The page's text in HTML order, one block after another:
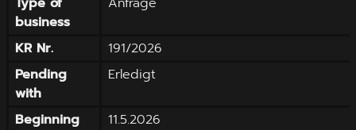
business
KR Nr.
191/2026
Pending
with
Erledigt
Beginning
11.5.2026